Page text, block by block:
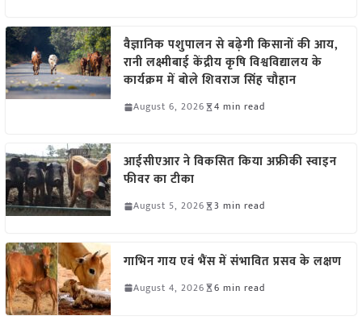
वैज्ञानिक पशुपालन से बढ़ेगी किसानों की आय,
रानी लक्ष्मीबाई केंद्रीय कृषि विश्वविद्यालय के
कार्यक्रम में बोले शिवराज सिंह चौहान
August 6, 2026 4 min read
आईसीएआर ने विकसित किया अफ्रीकी स्वाइन
फीवर का टीका
August 5, 2026 3 min read
गाभिन गाय एवं भैंस में संभावित प्रसव के लक्षण
August 4, 2026 6 min read